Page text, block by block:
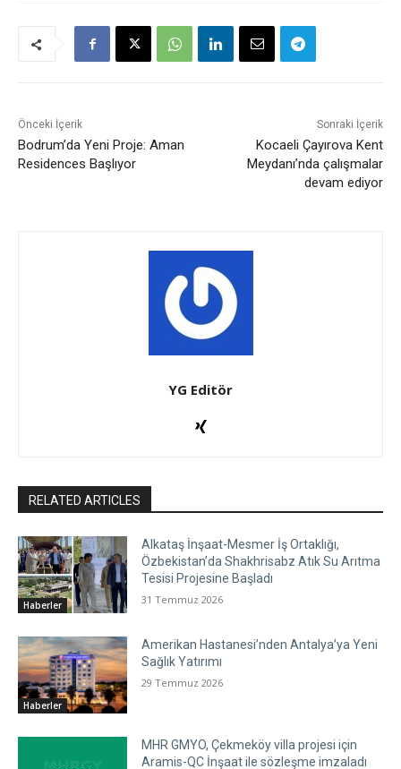
Önceki İçerik
Bodrum’da Yeni Proje: Aman
Residences Başlıyor
Sonraki İçerik
Kocaeli Çayırova Kent
Meydanı’nda çalışmalar
devam ediyor
YG Editör
RELATED ARTICLES
Haberler
Alkataş İnşaat-Mesmer İş Ortaklığı,
Özbekistan’da Shakhrisabz Atık Su Arıtma
Tesisi Projesine Başladı
31 Temmuz 2026
Haberler
Amerikan Hastanesi’nden Antalya’ya Yeni
Sağlık Yatırımı
29 Temmuz 2026
MHR GMYO, Çekmeköy villa projesi için
Aramis-QC İnşaat ile sözleşme imzaladı